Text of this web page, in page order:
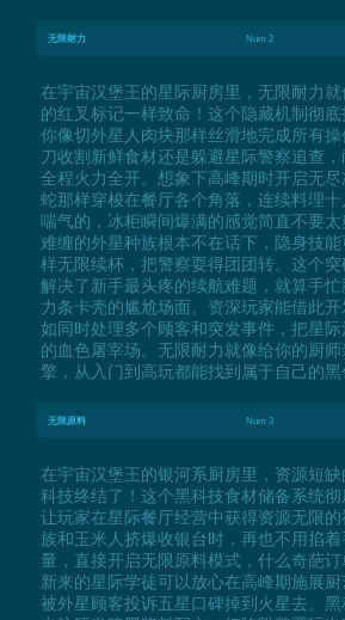
无限耐力 Num 2
在宇宙汉堡王的星际厨房里，无限耐力
的红叉标记一样致命！这个隐藏机制彻
你像切外星人肉块那样丝滑地完成所有
刀收割新鲜食材还是躲避星际警察追查
全程火力全开。想象下高峰期时开启无
蛇那样穿梭在餐厅各个角落，连续料理
喘气的，冰柜瞬间爆满的感觉简直不要
难缠的外星种族根本不在话下，隐身技
样无限续杯，把警察耍得团团转。这个
解决了新手最头疼的续航难题，就算手
力条卡壳的尴尬场面。资深玩家能借此
如同时处理多个顾客和突发事件，把星
的血色屠宰场。无限耐力就像给你的厨师
擎，从入门到高玩都能找到属于自己的黑
无限原料 Num 3
在宇宙汉堡王的银河系厨房里，资源短
科技终结了！这个黑科技食材储备系统彻
让玩家在星际餐厅经营中获得资源无限
族和玉米人挤爆收银台时，再也不用掐
量，直接开启无限原料模式，什么奇葩订
新来的星际学徒可以放心在高峰期施展
被外星顾客投诉五星口碑掉到火星去。